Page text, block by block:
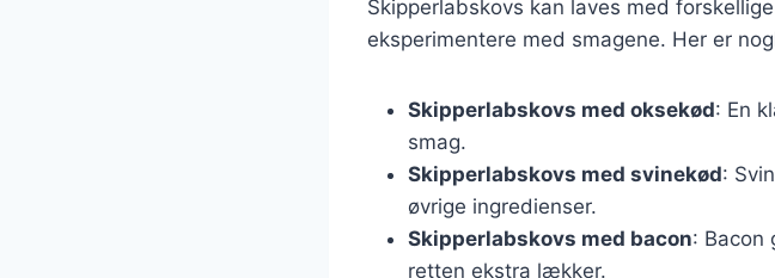
Skipperlabskovs kan laves med
eksperimentere med smagene. Her er
Skipperlabskovs med oksekød: En
smag.
Skipperlabskovs med svinekød:
øvrige ingredienser.
Skipperlabskovs med bacon: Bacon
retten ekstra lækker.